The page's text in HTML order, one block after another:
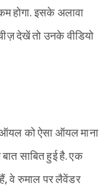
होगा. इसके अलावा
देखें तो उनके वीडियो
को ऐसा ऑयल माना
बात साबित हुई है. एक
वे रुमाल पर लैवेंडर